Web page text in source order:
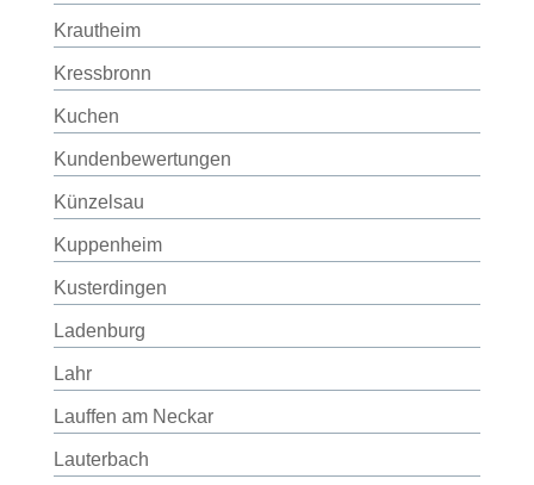
Krautheim
Kressbronn
Kuchen
Kundenbewertungen
Künzelsau
Kuppenheim
Kusterdingen
Ladenburg
Lahr
Lauffen am Neckar
Lauterbach